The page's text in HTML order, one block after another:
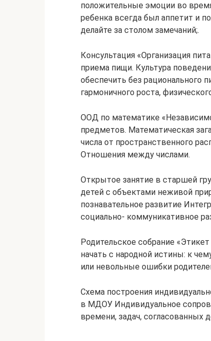
положительные эмоции во
ребенка всегда был аппетит и
делайте за столом замечаний;.
Консультация «Организация
приема пищи. Культура
обеспечить без рационального
гармоничного роста,
ООД по математике
предметов. Математическая
числа от пространственного
Отношения между числами.
Открытое занятие в старшей
детей с объектами неживой
познавательное развитие
социально- коммуникативное
Родительское собрание
начать с народной истины: к
или невольные ошибки
Схема построения
в МДОУ Индивидуальное
времени, задач, согласованных